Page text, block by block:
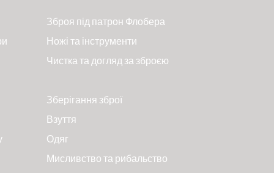
Зброя під патрон Флобера
Ножі та інструменти
Чистка та догляд за зброєю
Зберігання зброї
Взуття
Одяг
Мисливство та рибальство